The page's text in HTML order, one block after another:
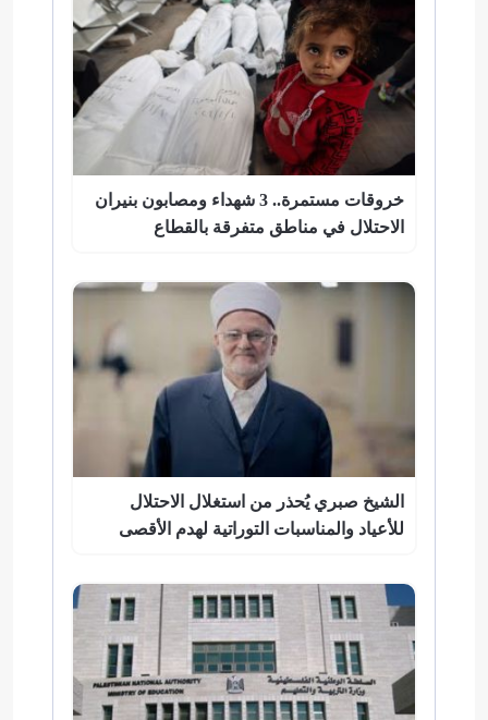
خروقات مستمرة.. 3 شهداء ومصابون بنيران
الاحتلال في مناطق متفرقة بالقطاع
الشيخ صبري يُحذر من استغلال الاحتلال
للأعياد والمناسبات التوراتية لهدم الأقصى